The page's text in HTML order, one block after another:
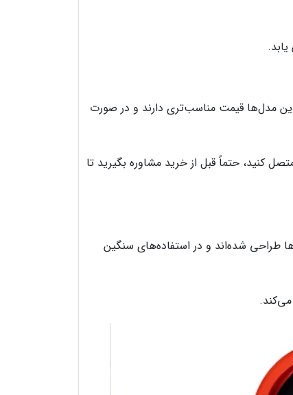
مدل‌ها قیمت مناسب‌تری دارند و در صورت
کنید، حتماً قبل از خرید مشاوره بگیرید تا
طراحی شده‌اند و در استفاده‌های سنگین
می‌کند.